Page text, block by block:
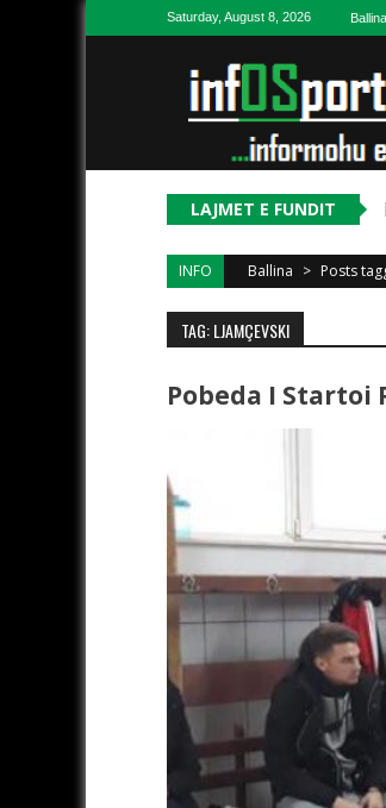
Skip to contentSaturday, August 8, 2026 Ballina
LAJMET E FUNDIT
INFO Ballina > Posts
TAG: LJAMÇEVSKI
Pobeda I Startoi